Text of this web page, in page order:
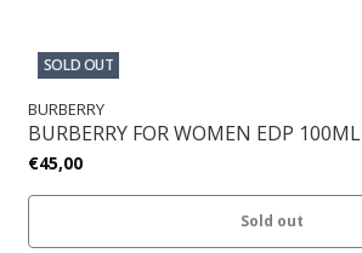
SOLD OUT
BURBERRY
BURBERRY FOR WOMEN EDP 100ML
€45,00
Sold out